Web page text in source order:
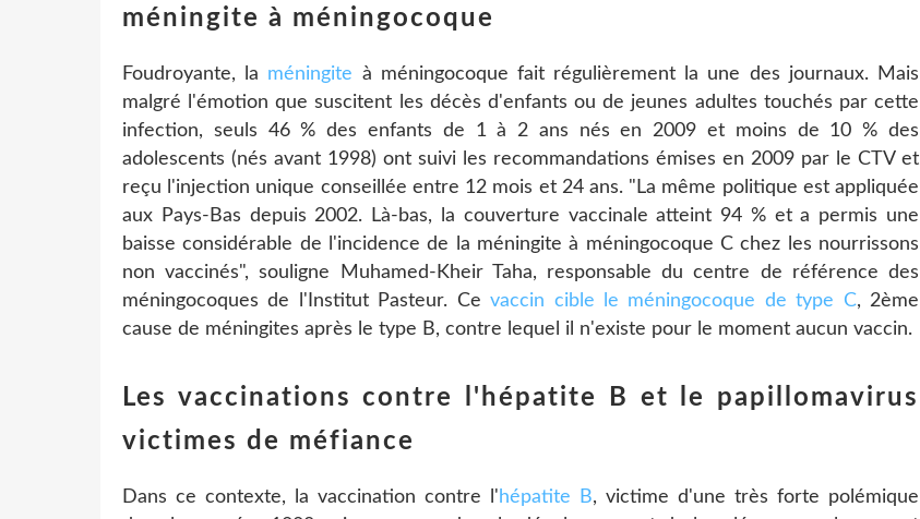
méningite à méningocoque
Foudroyante, la méningite à méningocoque fait régulièrement la une des journaux. Mais
malgré l'émotion que suscitent les décès d'enfants ou de jeunes adultes touchés par cette
infection, seuls 46 % des enfants de 1 à 2 ans nés en 2009 et moins de 10 % des
adolescents (nés avant 1998) ont suivi les recommandations émises en 2009 par le CTV et
reçu l'injection unique conseillée entre 12 mois et 24 ans. "La même politique est appliquée
aux Pays-Bas depuis 2002. Là-bas, la couverture vaccinale atteint 94 % et a permis une
baisse considérable de l'incidence de la méningite à méningocoque C chez les nourrissons
non vaccinés", souligne Muhamed-Kheir Taha, responsable du centre de référence des
méningocoques de l'Institut Pasteur. Cevaccin cible le méningocoque de type C, 2ème
cause de méningites après le type B, contre lequel il n'existe pour le moment aucun vaccin.
Les vaccinations contre l'hépatite B et le papillomavirus
victimes de méfiance
Dans ce contexte, la vaccination contre l' hépatite B, victime d'une très forte polémique